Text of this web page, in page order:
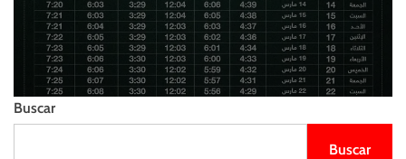
Buscar
Buscar